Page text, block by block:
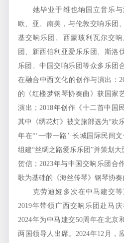
她毕业于维也纳国立音乐与
欧、亚、南美，与伦敦交响乐团
基交响乐团、西蒙玻利瓦尔交
团、新西伯利亚爱乐乐团、斯洛
乐团、中国交响乐团等众多乐团
在融合中西文化的创作与演出：
的《红楼梦钢琴协奏曲》获国家
演出；2018年创作《十二首中国
其中《绣花灯》被文旅部选为“欢
年在“‘一带一路’·长城国际民间
组建“丝绸之路爱乐乐团”并策划
贺信；2023年与中国交响乐团合
歌为基础的《海丝传琴》钢琴协奏
克劳迪娅多次在中马建交等
2019年带领广西交响乐团赴马
2024年为中马建交50周年在北京
两国领导人出席。2024年12月，